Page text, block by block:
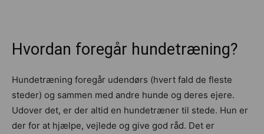
Hvordan foregår hundetræning?
Hundetræning foregår udendørs (hvert fald de fleste
steder) og sammen med andre hunde og deres ejere.
Udover det, er der altid en hundetræner til stede. Hun er
der for at hjælpe, vejlede og give god råd. Det er